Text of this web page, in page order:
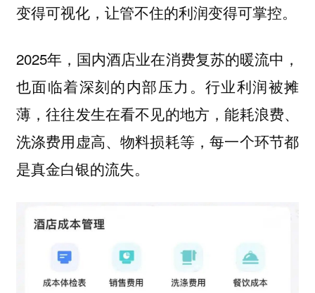
变得可视化，让管不住的利润变得可掌控。
2025年，国内酒店业在消费复苏的暖流中，
也面临着深刻的内部压力。行业利润被摊
薄，往往发生在看不见的地方，能耗浪费、
洗涤费用虚高、物料损耗等，每一个环节都
是真金白银的流失。